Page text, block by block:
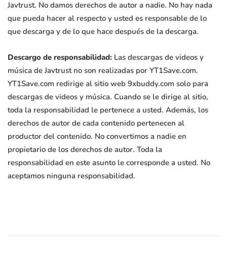
Javtrust. No damos derechos de autor a nadie. No hay nada
que pueda hacer al respecto y usted es responsable de lo
que descarga y de lo que hace después de la descarga.
Descargo de responsabilidad: Las descargas de videos y
música de Javtrust no son realizadas por YT1Save.com.
YT1Save.com redirige al sitio web 9xbuddy.com solo para
descargas de videos y música. Cuando se le dirige al sitio,
toda la responsabilidad le pertenece a usted. Además, los
derechos de autor de cada contenido pertenecen al
productor del contenido. No convertimos a nadie en
propietario de los derechos de autor. Toda la
responsabilidad en este asunto le corresponde a usted. No
aceptamos ninguna responsabilidad.